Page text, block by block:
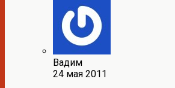
Вадим
24 мая 2011